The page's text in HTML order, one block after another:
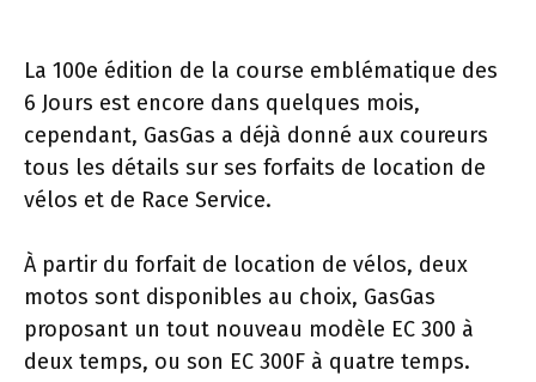
La 100e édition de la course emblématique des
6 Jours est encore dans quelques mois,
cependant, GasGas a déjà donné aux coureurs
tous les détails sur ses forfaits de location de
vélos et de Race Service.
À partir du forfait de location de vélos, deux
motos sont disponibles au choix, GasGas
proposant un tout nouveau modèle EC 300 à
deux temps, ou son EC 300F à quatre temps.